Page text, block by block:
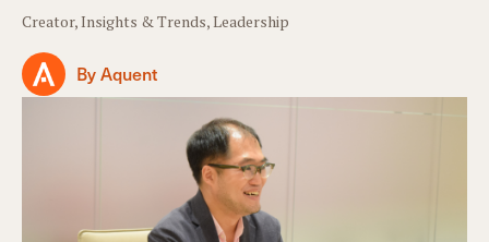
Creator, Insights & Trends, Leadership
By Aquent